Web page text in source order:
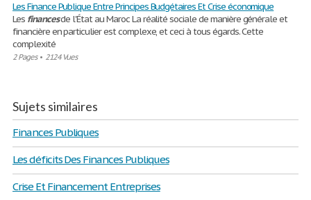
Les Finance Publique Entre Principes Budgétaires Et Crise économique
Les financesde l'État au Maroc La réalité sociale de manière générale et
financière en particulier est complexe, et ceci à tous égards. Cette
complexité
2 Pages• 2124 Vues
Sujets similaires
Finances Publiques
Les déficits Des Finances Publiques
Crise Et Financement Entreprises